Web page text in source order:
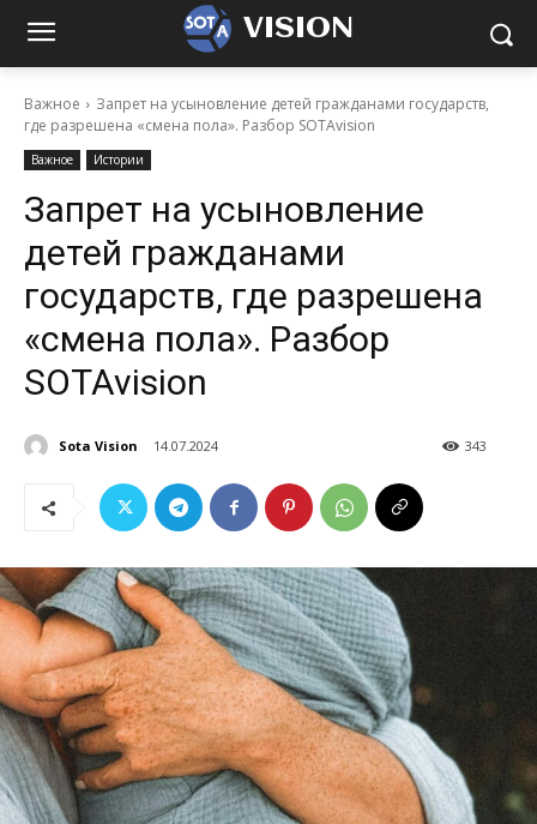
VISION
Важное
Запрет на усыновление детей гражданами государств,
где разрешена «смена пола». Разбор SOTAvision
Важное Истории
Запрет на усыновление
детей гражданами
государств, где разрешена
«смена пола». Разбор
SOTAvision
Sota Vision 14.07.2024 343